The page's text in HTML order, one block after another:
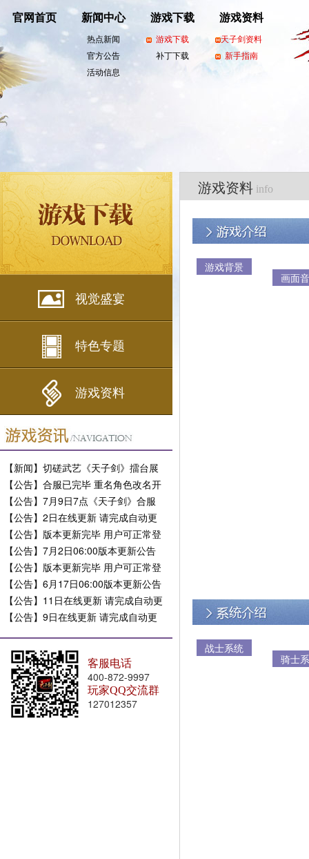
官网首页 新闻中心
热点新闻
官方公告
活动信息
游戏下载
游戏下载
补丁下载
游戏资料
天子剑资料
新手指南
视觉盛宴
特色专题
游戏资料
【新闻】切磋武艺《天子剑》擂台展
现风采
【公告】合服已完毕 重名角色改名开
放【公告】7月9日7点《天子剑》合服
公告
【公告】2日在线更新 请完成自动更
新【公告】版本更新完毕 用户可正常登
陆【公告】7月2日06:00版本更新公告
【公告】版本更新完毕 用户可正常登
陆【公告】6月17日06:00版本更新公告
【公告】11日在线更新 请完成自动更
新【公告】9日在线更新 请完成自动更
客服电话
400-872-9997
玩家QQ交流群
127012357
游戏资料 info
游戏背景
画面
战士系统
骑士